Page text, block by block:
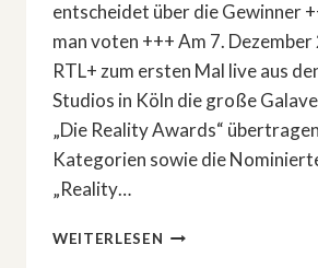
entscheidet über die Gewinner
man voten +++ Am 7.
RTL+ zum ersten Mal live aus
Studios in Köln die große
„Die Reality Awards“
Kategorien sowie die
„Reality…
WEITERLESEN DAS